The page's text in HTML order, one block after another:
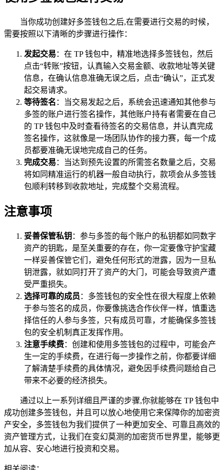
当你成功创建好多签钱包之后,在需要进行交易的时候，
需要按照以下清晰的步骤进行操作：
发起交易 ：在 TP 钱包中，精准地选择多签钱包，然后
点击“转账”按钮，认真输入交易金额、收款地址等关键
信息，在确认信息准确无误之后，点击“确认”，正式发
起交易请求。
等待签名 ：当交易发起之后，系统会迅速通知其他参与
多签的账户进行签名操作，其他账户持有者需要在自己
的 TP 钱包中及时查看待签名的交易信息，并认真完成
签名操作，这就像是一场团队协作的接力赛，每一个成
员都要准确无误地完成自己的任务。
完成交易 ：当达到预先设置的所需签名数量之后，交易
将如同精准运行的机器一般自动执行，款项会从多签钱
包顺利转移到收款地址，完成整个交易流程。
注意事项
妥善保管私钥 ：参与多签的每个账户的私钥都如同数字
资产的钥匙，是至关重要的存在，你一定要像守护宝藏
一样妥善保管它们，避免任何形式的泄露，因为一旦私
钥泄露，就如同打开了资产的大门，可能会导致资产遭
受严重损失。
选择可靠的成员 ：多签钱包的安全性在很大程度上依赖
于参与签名的成员，你要像挑选合作伙伴一样，慎重选
择信任的人参与多签，只有成员可靠，才能确保多签钱
包的安全机制真正发挥作用。
注意手续费：创建和使用多签钱包的过程中，可能会产
生一定的手续费，在进行每一步操作之前，你都要详细
了解清楚手续费的具体情况，避免因手续费问题给自己
带来不必要的经济损失。
通过以上一系列详细且严谨的步骤,你就能够在 TP 钱包中
成功创建多签钱包，并且可以放心地使用它来保障你的加密资
产安全，多签钱包为我们提供了一种更加安全、可靠且高效的
资产管理方式，让我们在变幻莫测的加密货币世界里，能够更
加从容、安心地进行投资和交易。